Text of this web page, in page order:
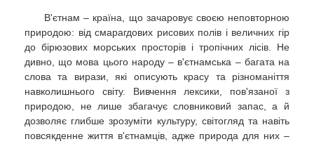
В'єтнам – країна, що зачаровує своєю неповторною
природою: від смарагдових рисових полів і величних гір
до бірюзових морських просторів і тропічних лісів. Не
дивно, що мова цього народу – в'єтнамська – багата на
слова та вирази, які описують красу та різноманіття
навколишнього світу. Вивчення лексики, пов'язаної з
природою, не лише збагачує словниковий запас, а й
дозволяє глибше зрозуміти культуру, світогляд та навіть
повсякденне життя в'єтнамців, адже природа для них –